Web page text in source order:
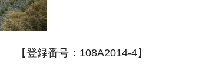
【登録番号：108A2014-4】